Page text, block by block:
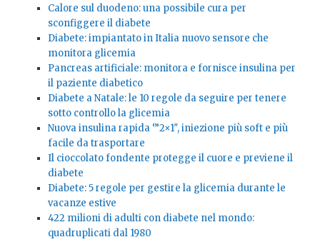
Calore sul duodeno: una possibile cura per
sconfiggere il diabete
Diabete: impiantato in Italia nuovo sensore che
monitora glicemia
Pancreas artificiale: monitora e fornisce insulina per
il paziente diabetico
Diabete a Natale: le 10 regole da seguire per tenere
sotto controllo la glicemia
Nuova insulina rapida ‘”2×1″, iniezione più soft e più
facile da trasportare
Il cioccolato fondente protegge il cuore e previene il
diabete
Diabete: 5 regole per gestire la glicemia durante le
vacanze estive
422 milioni di adulti con diabete nel mondo:
quadruplicati dal 1980